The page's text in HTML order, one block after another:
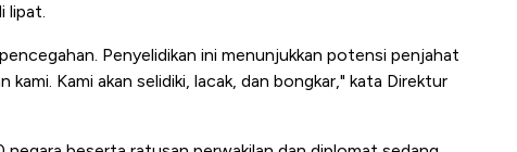
lipat.
Penyelidikan ini menunjukkan potensi penjahat
Kami akan selidiki, lacak, dan bongkar," kata Direktur